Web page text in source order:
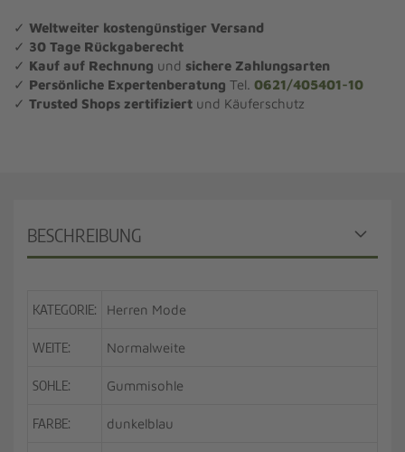
✓ Weltweiter kostengünstiger Versand
✓ 30 Tage Rückgaberecht
✓ Kauf auf Rechnung und sichere Zahlungsarten
✓ Persönliche Expertenberatung Tel. 0621/405401-10
✓ Trusted Shops zertifiziert und Käuferschutz
BESCHREIBUNG
KATEGORIE: Herren Mode
WEITE: Normalweite
SOHLE: Gummisohle
FARBE: dunkelblau